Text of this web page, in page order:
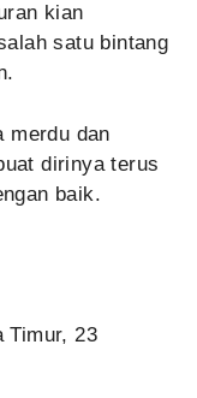
kian
satu bintang
merdu dan
dirinya terus
baik.
Timur, 23